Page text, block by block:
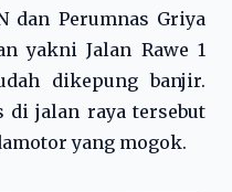
dan Perumnas Griya
yakni Jalan Rawe 1
dikepung banjir.
di jalan raya tersebut
yang mogok.